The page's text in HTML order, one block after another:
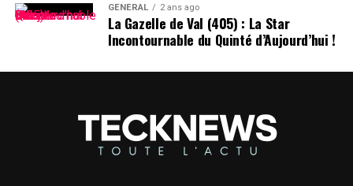
à rétablir notre service.
Nous remercions le
président Trump pour avoir
rassuré nos partenaires
qu’ils ne subiront aucune
GÉNÉRAL 2 ans ago
La Gazelle de Val (405) : La Star
Incontournable du Quinté d’Aujourd’hui !